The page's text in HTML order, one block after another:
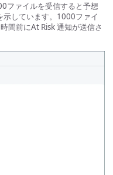
ファイルを受信すると予想
示しています。1000ファイ
間前にAt Risk 通知が送信さ